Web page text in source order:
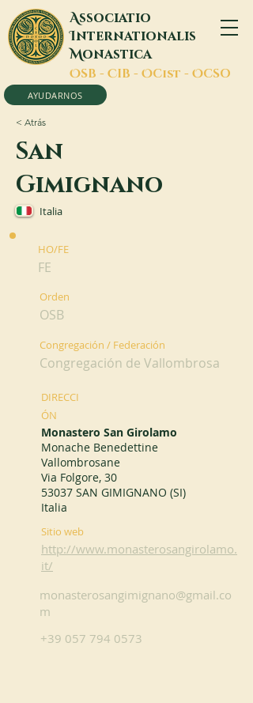
Associatio
Internationalis
Monastica
OSB - CIB - OCist - OCSO
AYUDARNOS
< Atrás
San
Gimignano
Italia
HO/FE
FE
Orden
OSB
Congregación / Federación
Congregación de Vallombrosa
DIRECCI
ÓN
Monastero San Girolamo
Monache Benedettine
Vallombrosane
Via Folgore, 30
53037 SAN GIMIGNANO (SI)
Italia
Sitio web
http://www.monasterosangirolamo.
it/
monasterosangimignano@gmail.co
m
+39 057 794 0573